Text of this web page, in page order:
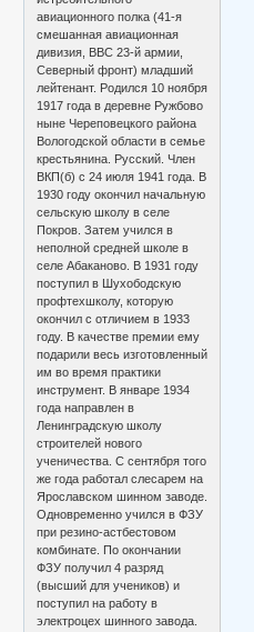
авиационного полка (41-я
смешанная авиационная
дивизия, ВВС 23-й армии,
Северный фронт) младший
лейтенант. Родился 10 ноября
1917 года в деревне Ружбово
ныне Череповецкого района
Вологодской области в семье
крестьянина. Русский. Член
ВКП(б) с 24 июля 1941 года. В
1930 году окончил начальную
сельскую школу в селе
Покров. Затем учился в
неполной средней школе в
селе Абаканово. В 1931 году
поступил в Шухободскую
профтехшколу, которую
окончил с отличием в 1933
году. В качестве премии ему
подарили весь изготовленный
им во время практики
инструмент. В январе 1934
года направлен в
Ленинградскую школу
строителей нового
ученичества. С сентября того
же года работал слесарем на
Ярославском шинном заводе.
Одновременно учился в ФЗУ
при резино-астбестовом
комбинате. По окончании
ФЗУ получил 4 разряд
(высший для учеников) и
поступил на работу в
электроцех шинного завода.